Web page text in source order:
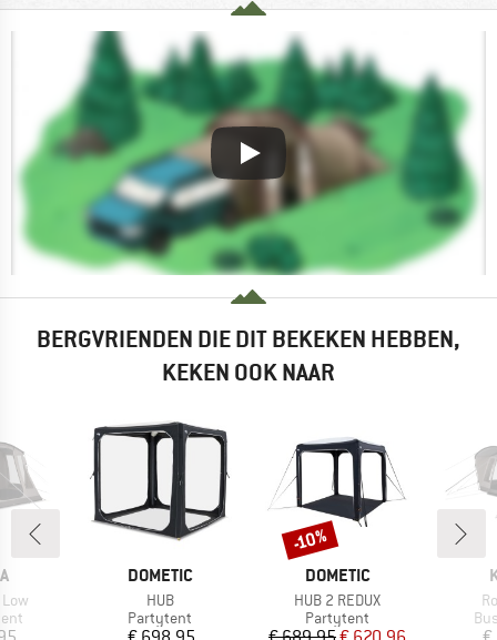
BERGVRIENDEN DIE DIT BEKEKEN HEBBEN,
KEKEN OOK NAAR
MERK
DOMETIC
Artikel
HUB
Productgroep
Partytent
MERK
DOMETIC
Artikel
HUB 2 REDUX
Productgroep
Partytent
Korting
-10%